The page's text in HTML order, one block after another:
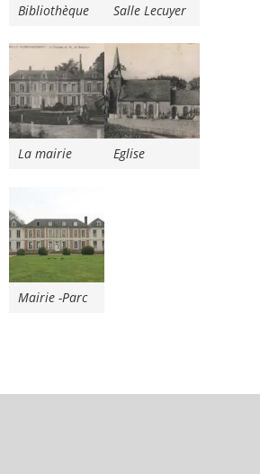
Bibliothèque Salle Lecuyer
La mairie Eglise
Mairie -Parc